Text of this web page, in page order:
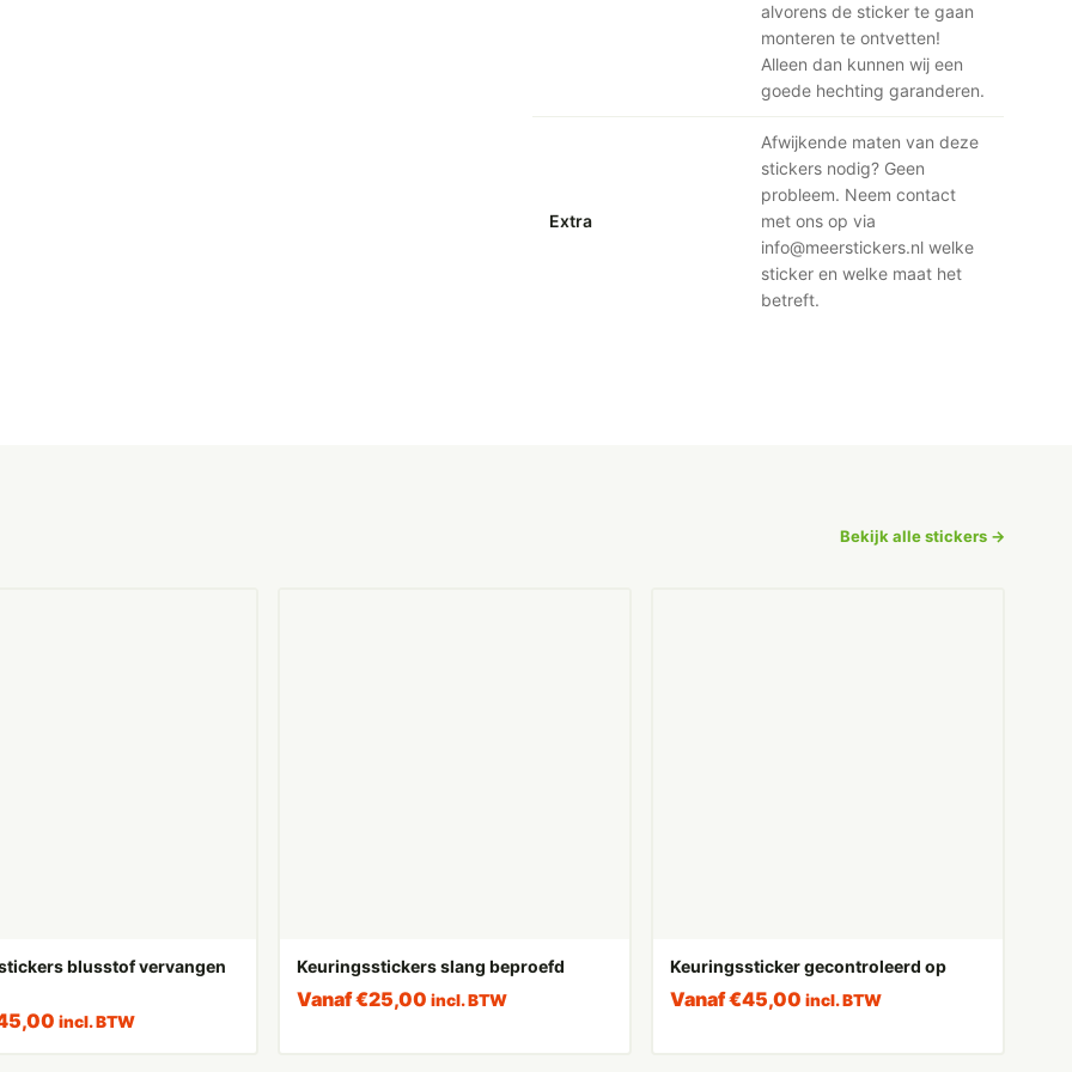
alvorens de sticker te gaan
monteren te ontvetten!
Alleen dan kunnen wij een
goede hechting garanderen.
Extra
Afwijkende maten van deze
stickers nodig? Geen
probleem. Neem contact
met ons op via
info@meerstickers.nl welke
sticker en welke maat het
betreft.
Bekijk alle stickers →
blusstof vervangen
incl. BTW
Keuringsstickers slang beproefd
Vanaf€25,00 incl. BTW
Keuringssticker gecontroleerd op
Vanaf€45,00 incl. BTW